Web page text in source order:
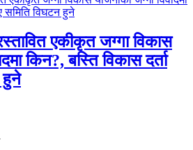
एकीकृत जग्गा विकास
किन?, बस्ति विकास दर्ता
हुने